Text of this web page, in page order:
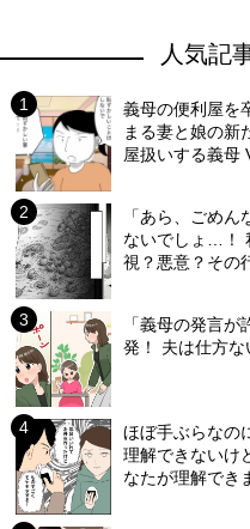
人気記
義母の便利屋を
まる妻と娘の新
屋扱いする義母
「あら、ごめ
ないでしょ…！
視？悪意？その
「義母の発言
発！ 夫は仕方な
ほぼ手ぶらなの
理解できないけ
なたが理解でき